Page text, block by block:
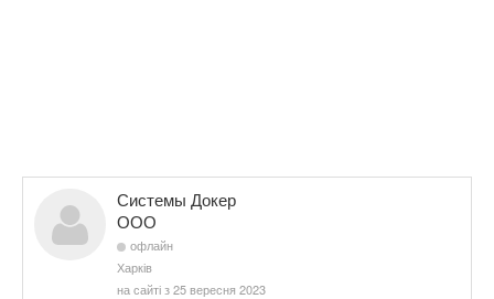
Системы Докер
ООО
офлайн
Харків
на сайті з 25 вересня 2023